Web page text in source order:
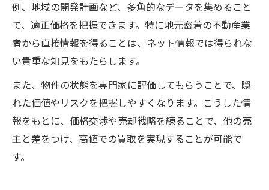
例、地域の開発計画など、多角的なデータを集めること
で、適正価格を把握できます。特に地元密着の不動産業
者から直接情報を得ることは、ネット情報では得られな
い貴重な知見をもたらします。
また、物件の状態を専門家に評価してもらうことで、隠
れた価値やリスクを把握しやすくなります。こうした情
報をもとに、価格交渉や売却戦略を練ることで、他の売
主と差をつけ、高値での買取を実現することが可能で
す。